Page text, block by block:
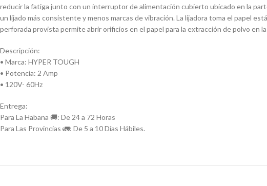
reducir la fatiga junto con un interruptor de alimentación cubierto ubicado en la
un lijado más consistente y menos marcas de vibración. La lijadora toma el papel
perforada provista permite abrir orificios en el papel para la extracción de polvo en
Descripción:
• Marca: HYPER TOUGH
• Potencia: 2 Amp
• 120V- 60Hz
Entrega:
Para La Habana 🚚: De 24 a 72 Horas
Para Las Provincias 🚛: De 5 a 10 Días Hábiles.